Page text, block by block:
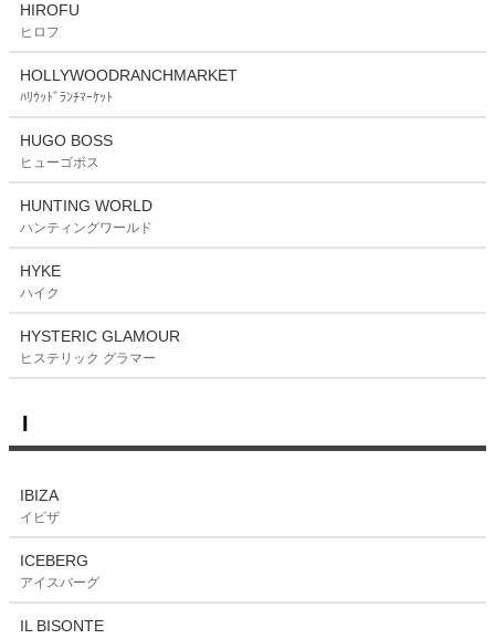
HIROFU
ヒロフ
HOLLYWOODRANCHMARKET
ﾊﾘｳｯﾄﾞﾗﾝﾁﾏｰｹｯﾄ
HUGO BOSS
ヒューゴボス
HUNTING WORLD
ハンティングワールド
HYKE
ハイク
HYSTERIC GLAMOUR
ヒステリック グラマー
I
IBIZA
イビザ
ICEBERG
アイスバーグ
IL BISONTE